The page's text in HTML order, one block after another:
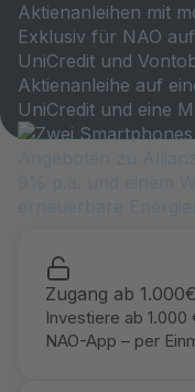
Aktienanleihen mit
Exklusiv für NAO
UniCredit und
Aktienanleihe auf
UniCredit und eine
Zugang ab 1.000€
Investiere ab
NAO-App – per